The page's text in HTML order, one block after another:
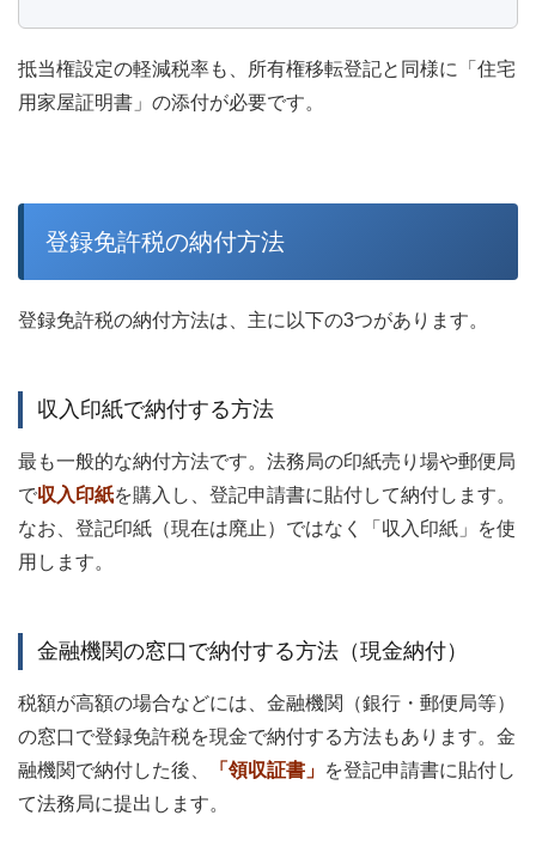
抵当権設定の軽減税率も、所有権移転登記と同様に「住宅
用家屋証明書」の添付が必要です。
登録免許税の納付方法
登録免許税の納付方法は、主に以下の3つがあります。
収入印紙で納付する方法
最も一般的な納付方法です。法務局の印紙売り場や郵便局
で収入印紙を購入し、登記申請書に貼付して納付します。
なお、登記印紙（現在は廃止）ではなく「収入印紙」を使
用します。
金融機関の窓口で納付する方法（現金納付）
税額が高額の場合などには、金融機関（銀行・郵便局等）
の窓口で登録免許税を現金で納付する方法もあります。金
融機関で納付した後、
「領収証書」 を登記申請書に貼付し
て法務局に提出します。